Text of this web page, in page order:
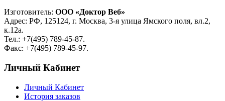
Изготовитель: ООО «Доктор Веб»
Адрес: РФ, 125124, г. Москва, 3-я улица Ямского поля, вл.2,
к.12а.
Тел.: +7(495) 789-45-87.
Факс: +7(495) 789-45-97.
Личный Кабинет
Личный Кабинет
История заказов